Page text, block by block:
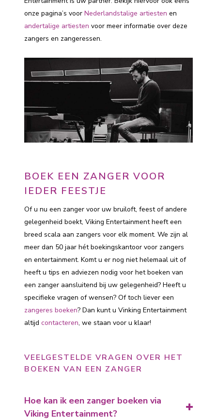
onze pagina’s voor Nederlandstalige artiesten en
andertalige artiesten voor meer informatie over deze
zangers en zangeressen.
BOEK EEN ZANGER VOOR
IEDER FEESTJE
Of u nu een zanger voor uw bruiloft, feest of andere
gelegenheid boekt, Viking Entertainment heeft een
breed scala aan zangers voor elk moment. We zijn al
meer dan 50 jaar hét boekingskantoor voor zangers
en entertainment. Komt u er nog niet helemaal uit of
heeft u tips en adviezen nodig voor het boeken van
een zanger aansluitend bij uw gelegenheid? Heeft u
specifieke vragen of wensen? Of toch liever een
zangeres boeken? Dan kunt u Vinking Entertainment
altijd contacteren, we staan voor u klaar!
VEELGESTELDE VRAGEN OVER HET
BOEKEN VAN EEN ZANGER
Hoe kan ik een zanger boeken via
Viking Entertainment?